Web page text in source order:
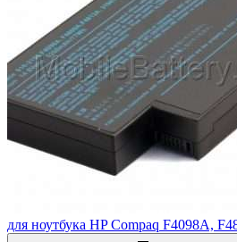
для ноутбука HP Compaq F4098A,